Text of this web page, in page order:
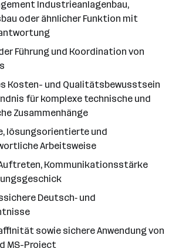
Industrieanlagenbau,
oder ähnlicher Funktion mit
Führung und Koordination von
Kosten- und Qualitätsbewusstsein
für komplexe technische und
Zusammenhänge
lösungsorientierte und
Arbeitsweise
Kommunikationsstärke
Deutsch‐ und
sowie sichere Anwendung von
MS-Project